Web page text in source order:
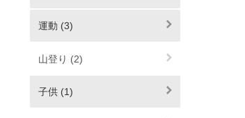
運動 (3)
山登り (2)
子供 (1)